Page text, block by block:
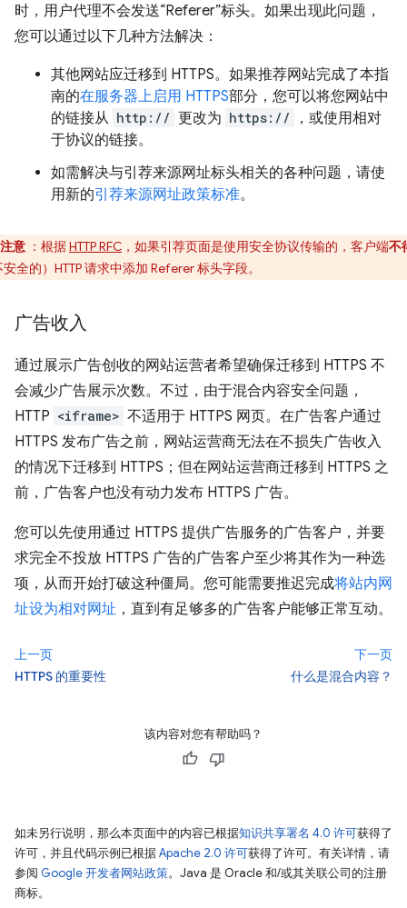
时，用户代理不会发送“Referer”标头。如果出现此问题，
您可以通过以下几种方法解决：
其他网站应迁移到 HTTPS。如果推荐网站完成了本指
南的在服务器上启用 HTTPS部分，您可以将您网站中
的链接从 http:// 更改为 https://
，或使用相对
于协议的链接。
如需解决与引荐来源网址标头相关的各种问题，请使
用新的引荐来源网址政策标准。
注意 ：根据HTTP RFC ，如果引荐页面是使用安全协议传输的，客户端不
全的）HTTP 请求中添加 Referer 标头字段。
广告收入
通过展示广告创收的网站运营者希望确保迁移到 HTTPS 不
会减少广告展示次数。不过，由于混合内容安全问题，
HTTP <iframe> 不适用于 HTTPS 网页。在广告客户通过
HTTPS 发布广告之前，网站运营商无法在不损失广告收入
的情况下迁移到 HTTPS；但在网站运营商迁移到 HTTPS 之
前，广告客户也没有动力发布 HTTPS 广告。
您可以先使用通过 HTTPS 提供广告服务的广告客户，并要
求完全不投放 HTTPS 广告的广告客户至少将其作为一种选
项，从而开始打破这种僵局。您可能需要推迟完成将站内网
址设为相对网址 ，直到有足够多的广告客户能够正常互动。
上一页
HTTPS 的重要性
下一页
什么是混合内容？
该内容对您有帮助吗？
如未另行说明，那么本页面中的内容已根据知识共享署名 4.0 许可获得了
许可，并且代码示例已根据Apache 2.0 许可获得了许可。有关详情，请
参阅 Google 开发者网站政策。Java 是 Oracle 和/或其关联公司的注册
商标。